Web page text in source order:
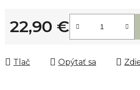
22,90 €
Jednotková cena:
Tlač Opýtať sa